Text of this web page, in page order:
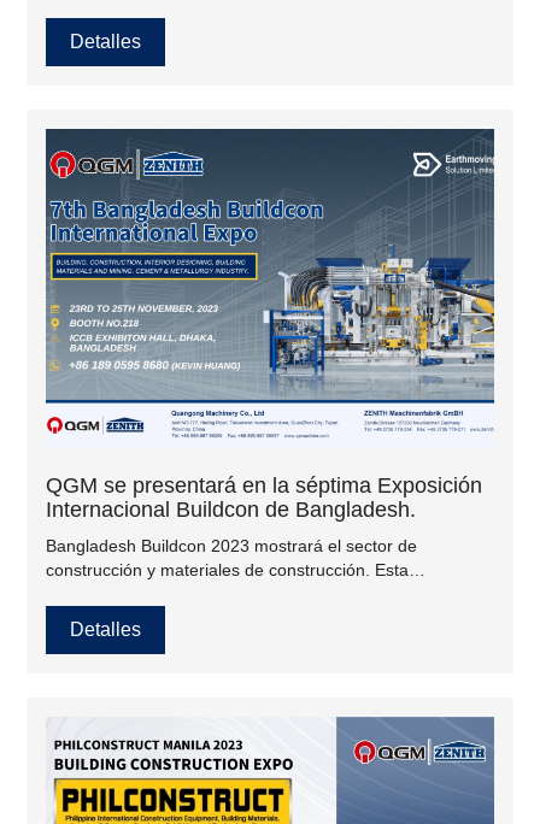
2023
Detalles
QGM se presentará en la séptima Exposición
Internacional Buildcon de Bangladesh.
Bangladesh Buildcon 2023 mostrará el sector de
construcción y materiales de construcción. Esta
construcción, materiales de construcción y vehículos de
construcción y proporcionará al sector de la construcción
Detalles